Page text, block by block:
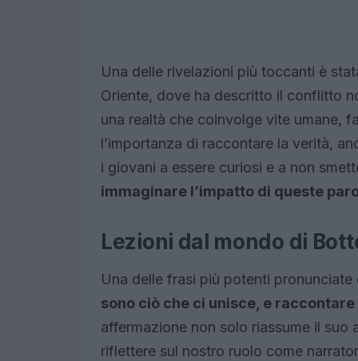
Una delle rivelazioni più toccanti è
Oriente, dove ha descritto il conflitto
una realtà che coinvolge vite umane,
l’importanza di raccontare la verità,
i giovani a essere curiosi e a non
immaginare l’impatto di queste
Lezioni dal mondo di
Una delle frasi più potenti
sono ciò che ci unisce, e
affermazione non solo riassume il
riflettere sul nostro ruolo come